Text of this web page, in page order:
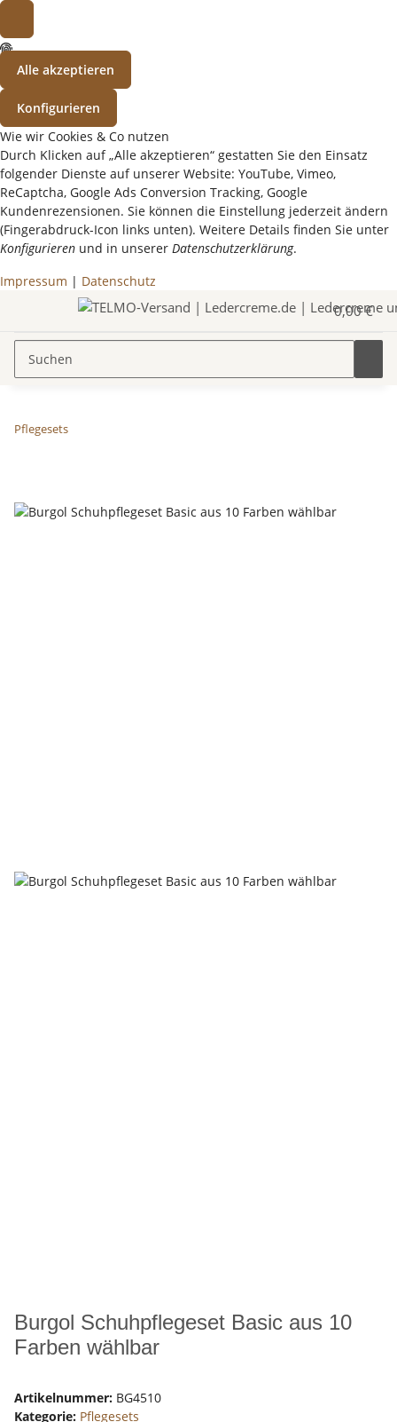
Alle akzeptieren
Konfigurieren
Wie wir Cookies & Co nutzen
Durch Klicken auf „Alle akzeptieren“ gestatten Sie den Einsatz
folgender Dienste auf unserer Website: YouTube, Vimeo,
ReCaptcha, Google Ads Conversion Tracking, Google
Kundenrezensionen. Sie können die Einstellung jederzeit ändern
(Fingerabdruck-Icon links unten). Weitere Details finden Sie unter
Konfigurieren und in unserer Datenschutzerklärung.
Impressum | Datenschutz
0,00 €
Pflegesets
Burgol Schuhpflegeset Basic aus 10
Farben wählbar
Artikelnummer: BG4510
Kategorie: Pflegesets